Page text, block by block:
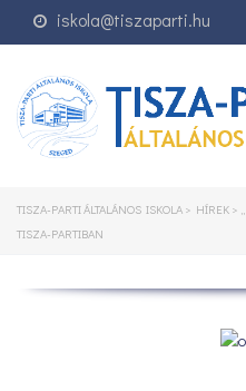
iskola@tiszaparti.hu
TISZA-PARTI ÁLTALÁNOS ISKOLA > HÍREK >
TISZA-PARTIBAN